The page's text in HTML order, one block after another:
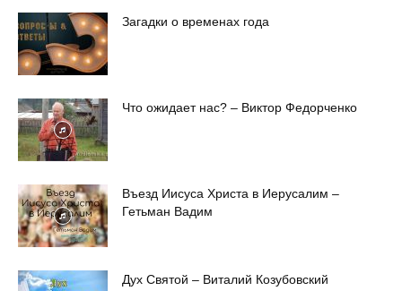
Загадки о временах года
Что ожидает нас? – Виктор Федорченко
Въезд Иисуса Христа в Иерусалим –
Гетьман Вадим
Дух Святой – Виталий Козубовский